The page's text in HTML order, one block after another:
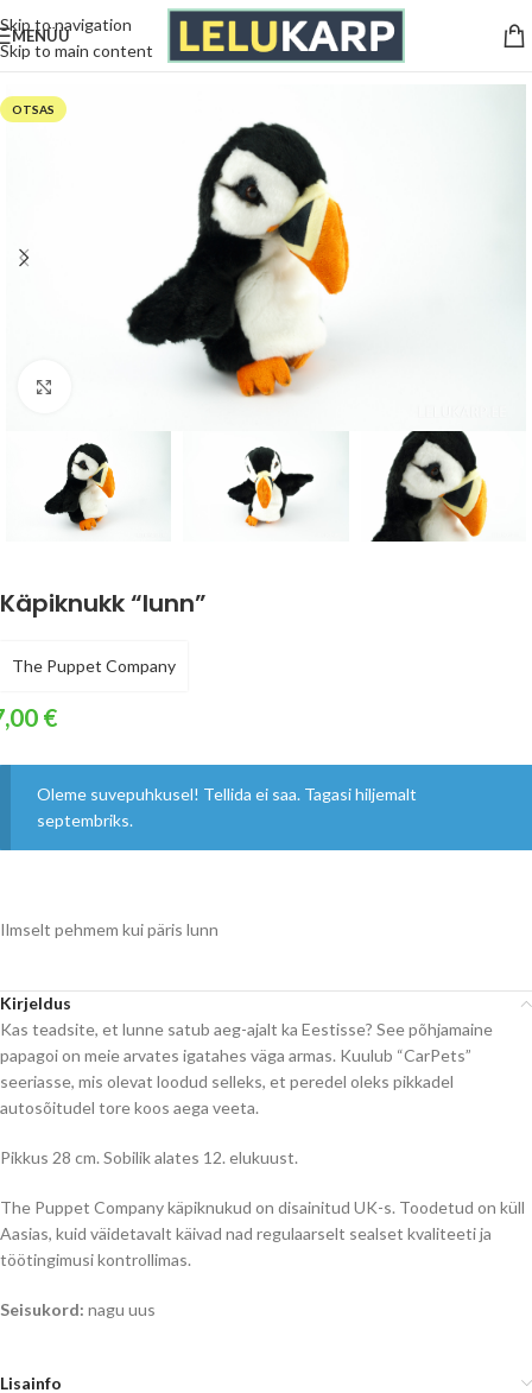
Skip to navigation
Skip to main content
MENÜÜ
Esileht /Mänguasjad/ Rollimängud
OTSAS
Kliki suurendamiseks
Käpiknukk “lunn”
The Puppet Company
€
Oleme suvepuhkusel! Tellida ei saa. Tagasi hiljemalt
septembriks.
Ilmselt pehmem kui päris lunn
Kirjeldus
Kas teadsite, et lunne satub aeg-ajalt ka Eestisse? See põhjamaine
papagoi on meie arvates igatahes väga armas. Kuulub “CarPets”
seeriasse, mis olevat loodud selleks, et peredel oleks pikkadel
autosõitudel tore koos aega veeta.
Pikkus 28 cm. Sobilik alates 12. elukuust.
The Puppet Company käpiknukud on disainitud UK-s. Toodetud on küll
Aasias, kuid väidetavalt käivad nad regulaarselt sealset kvaliteeti ja
töötingimusi kontrollimas.
Seisukord: nagu uus
Lisainfo